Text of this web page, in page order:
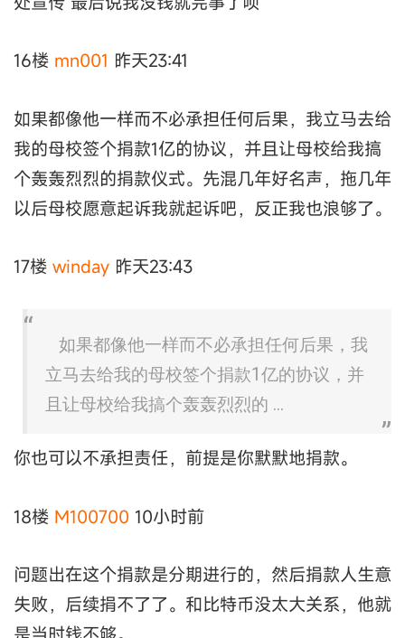
16楼 mn001 昨天23:41
如果都像他一样而不必承担任何后果，我立马去给
我的母校签个捐款1亿的协议，并且让母校给我搞
个轰轰烈烈的捐款仪式。先混几年好名声，拖几年
以后母校愿意起诉我就起诉吧，反正我也浪够了。
17楼 winday 昨天23:43
如果都像他一样而不必承担任何后果，我
立马去给我的母校签个捐款1亿的协议，并
且让母校给我搞个轰轰烈烈的 ...
你也可以不承担责任，前提是你默默地捐款。
18楼 M100700 10小时前
问题出在这个捐款是分期进行的，然后捐款人生意
失败，后续捐不了了。和比特币没太大关系，他就